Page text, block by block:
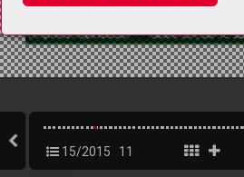
15/2015 11